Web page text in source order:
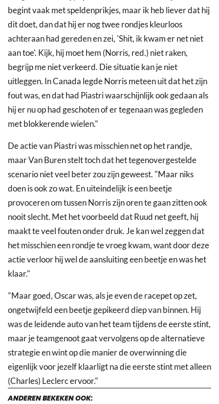
begint vaak met speldenprikjes, maar ik heb liever dat hij
dit doet, dan dat hij er nog twee rondjes kleurloos
achteraan had gereden en zei, 'Shit, ik kwam er net niet
aan toe'. Kijk, hij moet hem (Norris, red.) niet raken,
begrijp me niet verkeerd. Die situatie kan je niet
uitleggen. In Canada legde Norris meteen uit dat het zijn
fout was, en dat had Piastri waarschijnlijk ook gedaan als
hij er nu op had geschoten of er tegenaan was gegleden
met blokkerende wielen."
De actie van Piastri was misschien net op het randje,
maar Van Buren stelt toch dat het tegenovergestelde
scenario niet veel beter zou zijn geweest. "Maar niks
doen is ook zo wat. En uiteindelijk is een beetje
provoceren om tussen Norris zijn oren te gaan zitten ook
nooit slecht. Met het voorbeeld dat Ruud net geeft, hij
maakt te veel fouten onder druk. Je kan wel zeggen dat
het misschien een rondje te vroeg kwam, want door deze
actie verloor hij wel de aansluiting een beetje en was het
klaar."
"Maar goed, Oscar was, als je even de racepet op zet,
ongetwijfeld een beetje gepikeerd diep van binnen. Hij
was de leidende auto van het team tijdens de eerste stint,
maar je teamgenoot gaat vervolgens op de alternatieve
strategie en wint op die manier de overwinning die
eigenlijk voor jezelf klaarligt na die eerste stint met alleen
(Charles) Leclerc ervoor."
ANDEREN BEKEKEN OOK: